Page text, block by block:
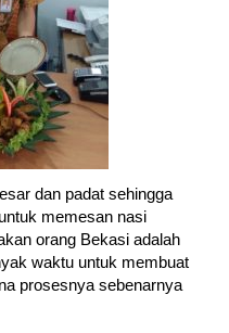
dan padat sehingga
memesan nasi
orang Bekasi adalah
waktu untuk membuat
prosesnya sebenarnya